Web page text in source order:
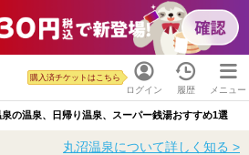
ログイン
購入済チケットはこちら
履歴 メニュー
の温泉、日帰り温泉、スーパー銭湯おすすめ1選
丸沼温泉について詳しく知る >